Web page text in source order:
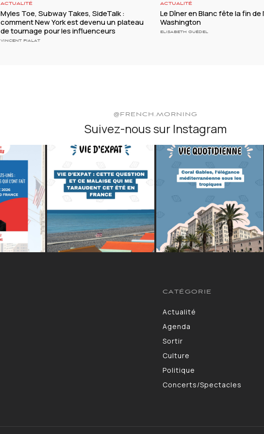
ACTUALITÉ
Myles Toe, Subway Takes, SideTalk :
comment New York est devenu un plateau
de tournage pour les influenceurs
VINCENT PIALAT
ACTUALITÉ
Le Dîner en Blanc fête la fin de
Washington
ELISABETH GUÉDEL
@FRENCH.MORNING
Suivez-nous sur Instagram
CATÉGORIE
Actualité
Agenda
Sortir
Culture
Politique
Concerts/Spectacles